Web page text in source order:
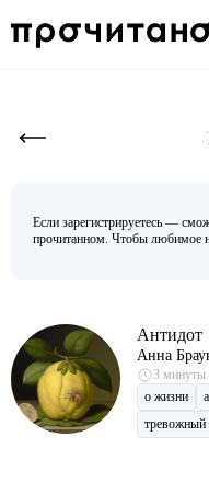
Если зарегистрируетесь —
прочитанном. Чтобы любимое
Антидот
Анна
3 минуты
о жизни
тревожный